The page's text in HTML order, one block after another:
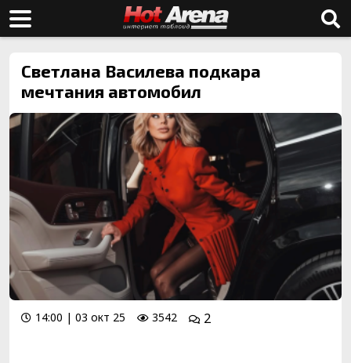
Светлана Василева подкара
мечтания автомобил
14:00 | 03 окт 25 3542 2